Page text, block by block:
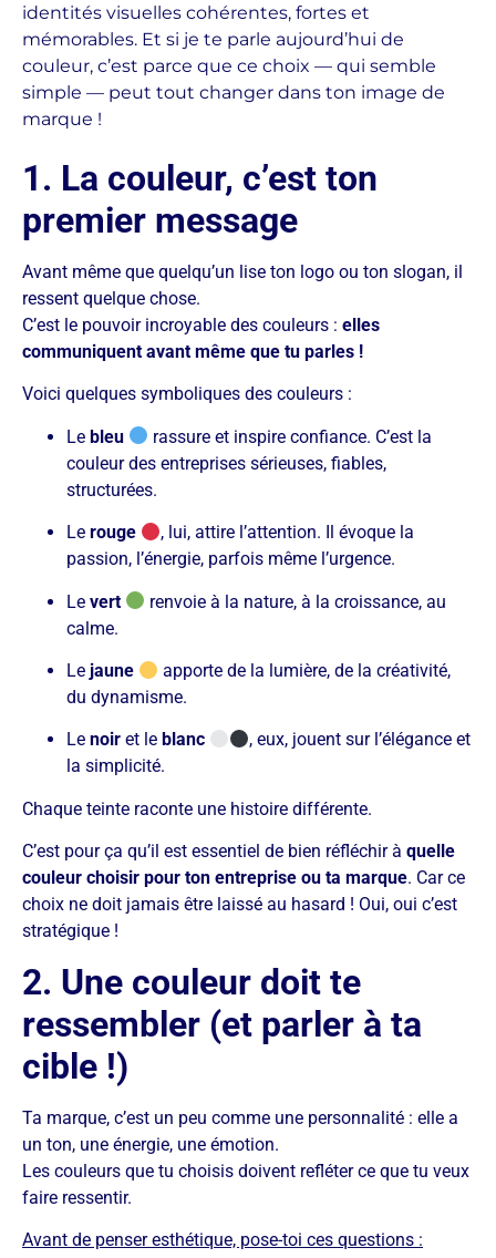
identités visuelles cohérentes, fortes et
mémorables. Et si je te parle aujourd’hui de
couleur, c’est parce que ce choix — qui semble
simple — peut tout changer dans ton image de
marque !
1. La couleur, c’est ton
premier message
Avant même que quelqu’un lise ton logo ou ton slogan, il
ressent quelque chose.
C’est le pouvoir incroyable des couleurs : elles
communiquent avant même que tu parles !
Voici quelques symboliques des couleurs :
Le bleu ​
rassure et inspire confiance. C’est la
couleur des entreprises sérieuses, fiables,
structurées.
Le rouge ​
, lui, attire l’attention. Il évoque la
passion, l’énergie, parfois même l’urgence.
Le vert
renvoie à la nature, à la croissance, au
calme.
Le jaune
​ apporte de la lumière, de la créativité,
du dynamisme.
Le noir et le blanc
, eux, jouent sur l’élégance et
la simplicité.
Chaque teinte raconte une histoire différente.
C’est pour ça qu’il est essentiel de bien réfléchir à quelle
couleur choisir pour ton entreprise ou ta marque. Car ce
choix ne doit jamais être laissé au hasard ! Oui, oui c’est
stratégique !
2. Une couleur doit te
ressembler (et parler à ta
cible !)
Ta marque, c’est un peu comme une personnalité : elle a
un ton, une énergie, une émotion.
Les couleurs que tu choisis doivent refléter ce que tu veux
faire ressentir.
Avant de penser esthétique, pose-toi ces questions :